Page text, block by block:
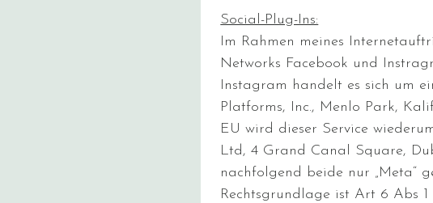
Social-Plug-Ins:
Im Rahmen meines
Networks Facebook und
Instagram handelt es sich um
Platforms, Inc., Menlo Park,
EU wird dieser Service
Ltd, 4 Grand Canal Square,
nachfolgend beide nur „Meta“
Rechtsgrundlage ist Art 6 Abs